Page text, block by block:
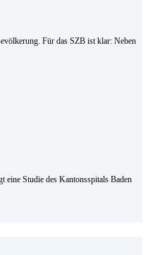
Für das SZB ist klar: Neben
eine Studie des Kantonsspitals Baden